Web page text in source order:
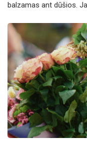
balzamas ant dūšios.